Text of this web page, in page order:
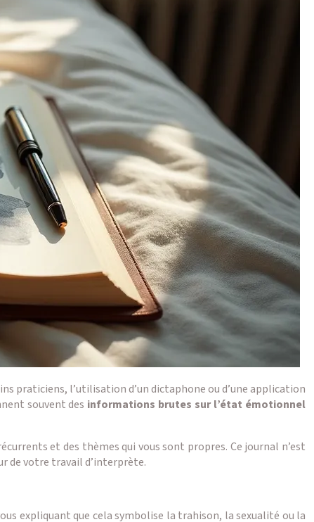
praticiens, l’utilisation d’un dictaphone ou d’une application
souvent des informations brutes sur l’état émotionnel
et des thèmes qui vous sont propres. Ce journal n’est
de votre travail d’interprète.
expliquant que cela symbolise la trahison, la sexualité ou la